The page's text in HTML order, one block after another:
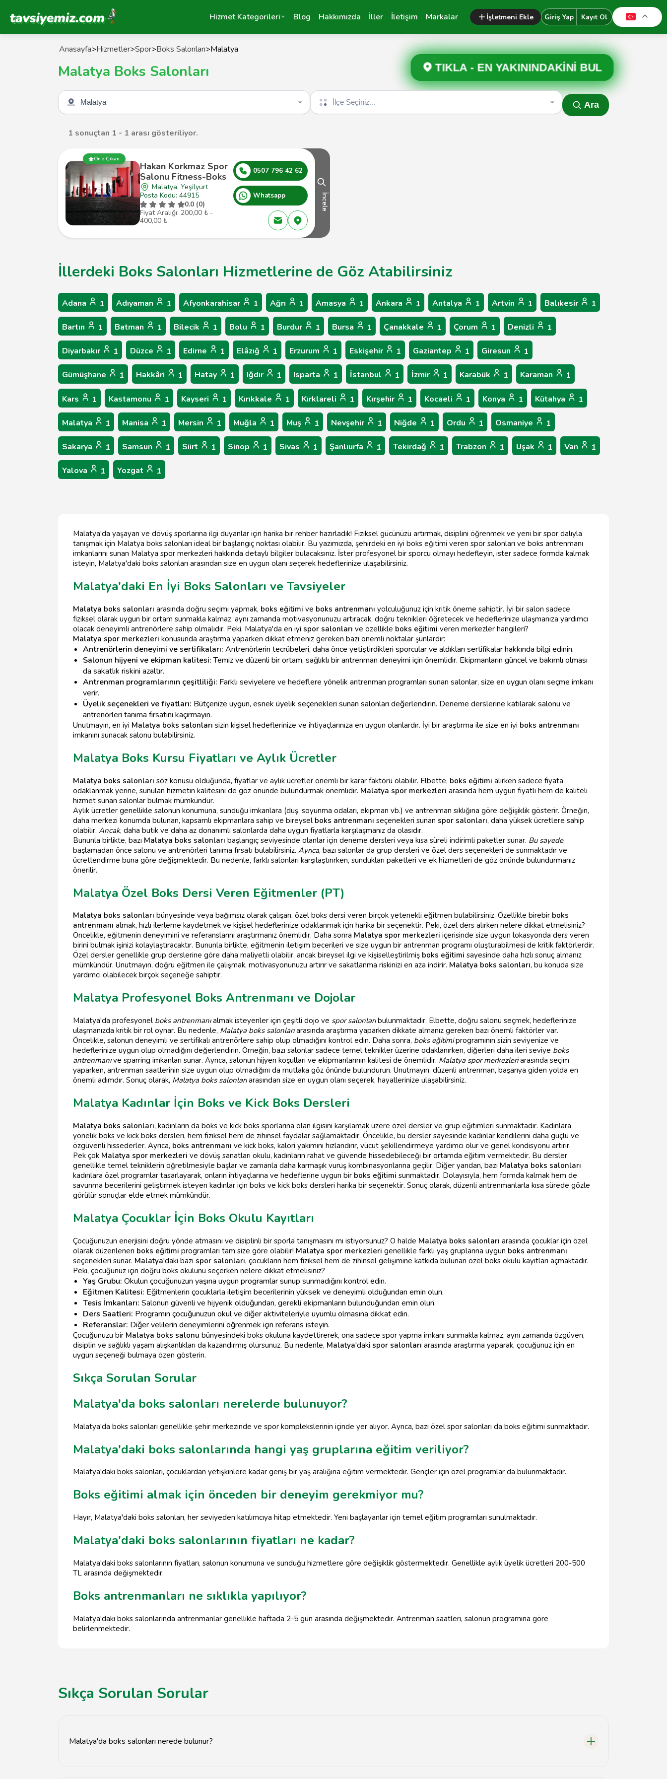
Tavsiyemiz Anasayfa Hizmet Kategorileri Blog Hakkımızda İller İletişim Markalar İşletmeni Ekle Giriş Yap Kayıt Ol
Anasayfa>Hizmetler>Spor>Boks Salonları>Malatya
Malatya Boks Salonları TIKLA -EN YAKININDAKİNİ BUL
Şehir seçin İlçe seçin
Ara
1 sonuçtan 1 - 1 arası gösteriliyor.
Öne Çıkan
Hakan Korkmaz Spor
Salonu Fitness-Boks
Malatya, Yeşilyurt
Posta Kodu: 44915
0.0 (0)
Fiyat Aralığı: 200,00 ₺ -
400,00 ₺
0507 796 42 62
Whatsapp İncele
İllerdeki Boks Salonları Hizmetlerine de Göz Atabilirsiniz
Adana 1 Adıyaman 1 Afyonkarahisar 1 Ağrı 1 Amasya 1 Ankara 1 Antalya 1 Artvin 1 Balıkesir 1
Bartın 1 Batman 1 Bilecik 1 Bolu 1 Burdur 1 Bursa 1 Çanakkale 1 Çorum 1 Denizli 1
Diyarbakır 1 Düzce 1 Edirne 1 Elâzığ 1 Erzurum 1 Eskişehir 1 Gaziantep 1 Giresun 1
Gümüşhane 1 Hakkâri 1 Hatay 1 Iğdır 1 Isparta 1 İstanbul 1 İzmir 1 Karabük 1 Karaman 1
Kars 1 Kastamonu 1 Kayseri 1 Kırıkkale 1 Kırklareli 1 Kırşehir 1 Kocaeli 1 Konya 1 Kütahya 1
Malatya 1 Manisa 1 Mersin 1 Muğla 1 Muş 1 Nevşehir 1 Niğde 1 Ordu 1 Osmaniye 1
Sakarya 1 Samsun 1 Siirt 1 Sinop 1 Sivas 1 Şanlıurfa 1 Tekirdağ 1 Trabzon 1 Uşak 1 Van 1
Yalova 1 Yozgat 1
Malatya'da yaşayan ve dövüş sporlarına ilgi duyanlar için harika bir rehber hazırladık! Fiziksel gücünüzü artırmak, disiplini öğrenmek ve yeni bir spor dalıyla
tanışmak için Malatya boks salonları ideal bir başlangıç noktası olabilir. Bu yazımızda, şehirdeki en iyi boks eğitimi veren spor salonları ve boks antrenmanı
imkanlarını sunan Malatya spor merkezleri hakkında detaylı bilgiler bulacaksınız. İster profesyonel bir sporcu olmayı hedefleyin, ister sadece formda kalmak
isteyin, Malatya'daki boks salonları arasından size en uygun olanı seçerek hedeflerinize ulaşabilirsiniz.
Malatya'daki En İyi Boks Salonları ve Tavsiyeler
Malatya boks salonları arasında doğru seçimi yapmak, boks eğitimi ve boks antrenmanı yolculuğunuz için kritik öneme sahiptir. İyi bir salon sadece
fiziksel olarak uygun bir ortam sunmakla kalmaz, aynı zamanda motivasyonunuzu artıracak, doğru teknikleri öğretecek ve hedeflerinize ulaşmanıza yardımcı
olacak deneyimli antrenörlere sahip olmalıdır. Peki, Malatya'da en iyi spor salonları ve özellikle boks eğitimi veren merkezler hangileri?
Malatya spor merkezleri konusunda araştırma yaparken dikkat etmeniz gereken bazı önemli noktalar şunlardır:
Antrenörlerin deneyimi ve sertifikaları: Antrenörlerin tecrübeleri, daha önce yetiştirdikleri sporcular ve aldıkları sertifikalar hakkında bilgi edinin.
Salonun hijyeni ve ekipman kalitesi:Temiz ve düzenli bir ortam, sağlıklı bir antrenman deneyimi için önemlidir. Ekipmanların güncel ve bakımlı olması
da sakatlık riskini azaltır.
Antrenman programlarının çeşitliliği: Farklı seviyelere ve hedeflere yönelik antrenman programları sunan salonlar, size en uygun olanı seçme imkanı
verir.
Üyelik seçenekleri ve fiyatları: Bütçenize uygun, esnek üyelik seçenekleri sunan salonları değerlendirin. Deneme derslerine katılarak salonu ve
antrenörleri tanıma fırsatını kaçırmayın.
Unutmayın, en iyi Malatya boks salonları sizin kişisel hedeflerinize ve ihtiyaçlarınıza en uygun olanlardır. İyi bir araştırma ile size en iyi boks antrenmanı
imkanını sunacak salonu bulabilirsiniz.
Malatya Boks Kursu Fiyatları ve Aylık Ücretler
Malatya boks salonları söz konusu olduğunda, fiyatlar ve aylık ücretler önemli bir karar faktörü olabilir. Elbette, boks eğitimi alırken sadece fiyata
odaklanmak yerine, sunulan hizmetin kalitesini de göz önünde bulundurmak önemlidir. Malatya spor merkezleri arasında hem uygun fiyatlı hem de kaliteli
hizmet sunan salonlar bulmak mümkündür.
Aylık ücretler genellikle salonun konumuna, sunduğu imkanlara (duş, soyunma odaları, ekipman vb.) ve antrenman sıklığına göre değişiklik gösterir. Örneğin,
daha merkezi konumda bulunan, kapsamlı ekipmanlara sahip ve bireysel boks antrenmanı seçenekleri sunan spor salonları, daha yüksek ücretlere sahip
olabilir. Ancak, daha butik ve daha az donanımlı salonlarda daha uygun fiyatlarla karşılaşmanız da olasıdır.
Bununla birlikte, bazı Malatya boks salonları başlangıç seviyesinde olanlar için deneme dersleri veya kısa süreli indirimli paketler sunar. Bu sayede,
başlamadan önce salonu ve antrenörleri tanıma fırsatı bulabilirsiniz. Ayrıca, bazı salonlar da grup dersleri ve özel ders seçenekleri de sunmaktadır ve
ücretlendirme buna göre değişmektedir. Bu nedenle, farklı salonları karşılaştırırken, sundukları paketleri ve ek hizmetleri de göz önünde bulundurmanız
önerilir.
Malatya Özel Boks Dersi Veren Eğitmenler (PT)
Malatya boks salonları bünyesinde veya bağımsız olarak çalışan, özel boks dersi veren birçok yetenekli eğitmen bulabilirsiniz. Özellikle birebir boks
antrenmanı almak, hızlı ilerleme kaydetmek ve kişisel hedeflerinize odaklanmak için harika bir seçenektir. Peki, özel ders alırken nelere dikkat etmelisiniz?
Öncelikle, eğitmenin deneyimini ve referanslarını araştırmanız önemlidir. Daha sonra Malatya spor merkezleri içerisinde size uygun lokasyonda ders veren
birini bulmak işinizi kolaylaştıracaktır. Bununla birlikte, eğitmenin iletişim becerileri ve size uygun bir antrenman programı oluşturabilmesi de kritik faktörlerdir.
Özel dersler genellikle grup derslerine göre daha maliyetli olabilir, ancak bireysel ilgi ve kişiselleştirilmiş boks eğitimi sayesinde daha hızlı sonuç almanız
mümkündür. Unutmayın, doğru eğitmen ile çalışmak, motivasyonunuzu artırır ve sakatlanma riskinizi en aza indirir. Malatya boks salonları, bu konuda size
yardımcı olabilecek birçok seçeneğe sahiptir.
Malatya Profesyonel Boks Antrenmanı ve Dojolar
Malatya'da profesyonel boks antrenmanıalmak isteyenler için çeşitli dojo ve spor salonlarıbulunmaktadır. Elbette, doğru salonu seçmek, hedeflerinize
ulaşmanızda kritik bir rol oynar. Bu nedenle, Malatya boks salonlarıarasında araştırma yaparken dikkate almanız gereken bazı önemli faktörler var.
Öncelikle, salonun deneyimli ve sertifikalı antrenörlere sahip olup olmadığını kontrol edin. Daha sonra, boks eğitimiprogramının sizin seviyenize ve
hedeflerinize uygun olup olmadığını değerlendirin. Örneğin, bazı salonlar sadece temel teknikler üzerine odaklanırken, diğerleri daha ileri seviye boks
antrenmanıve sparring imkanları sunar. Ayrıca, salonun hijyen koşulları ve ekipmanlarının kalitesi de önemlidir. Malatya spor merkezleriarasında seçim
yaparken, antrenman saatlerinin size uygun olup olmadığını da mutlaka göz önünde bulundurun. Unutmayın, düzenli antrenman, başarıya giden yolda en
önemli adımdır. Sonuç olarak, Malatya boks salonlarıarasından size en uygun olanı seçerek, hayallerinize ulaşabilirsiniz.
Malatya Kadınlar İçin Boks ve Kick Boks Dersleri
Malatya boks salonları, kadınların da boks ve kick boks sporlarına olan ilgisini karşılamak üzere özel dersler ve grup eğitimleri sunmaktadır. Kadınlara
yönelik boks ve kick boks dersleri, hem fiziksel hem de zihinsel faydalar sağlamaktadır. Öncelikle, bu dersler sayesinde kadınlar kendilerini daha güçlü ve
özgüvenli hissederler. Ayrıca, boks antrenmanı ve kick boks, kalori yakımını hızlandırır, vücut şekillendirmeye yardımcı olur ve genel kondisyonu artırır.
Pek çok Malatya spor merkezleri ve dövüş sanatları okulu, kadınların rahat ve güvende hissedebileceği bir ortamda eğitim vermektedir. Bu dersler
genellikle temel tekniklerin öğretilmesiyle başlar ve zamanla daha karmaşık vuruş kombinasyonlarına geçilir. Diğer yandan, bazı Malatya boks salonları
kadınlara özel programlar tasarlayarak, onların ihtiyaçlarına ve hedeflerine uygun bir boks eğitimi sunmaktadır. Dolayısıyla, hem formda kalmak hem de
savunma becerilerini geliştirmek isteyen kadınlar için boks ve kick boks dersleri harika bir seçenektir. Sonuç olarak, düzenli antrenmanlarla kısa sürede gözle
görülür sonuçlar elde etmek mümkündür.
Malatya Çocuklar İçin Boks Okulu Kayıtları
Çocuğunuzun enerjisini doğru yönde atmasını ve disiplinli bir sporla tanışmasını mı istiyorsunuz? O halde Malatya boks salonları arasında çocuklar için özel
olarak düzenlenen boks eğitimi programları tam size göre olabilir! Malatya spor merkezleri genellikle farklı yaş gruplarına uygun boks antrenmanı
seçenekleri sunar. Malatya'daki bazı spor salonları, çocukların hem fiziksel hem de zihinsel gelişimine katkıda bulunan özel boks okulu kayıtları açmaktadır.
Peki, çocuğunuz için doğru boks okulunu seçerken nelere dikkat etmelisiniz?
Yaş Grubu: Okulun çocuğunuzun yaşına uygun programlar sunup sunmadığını kontrol edin.
Eğitmen Kalitesi: Eğitmenlerin çocuklarla iletişim becerilerinin yüksek ve deneyimli olduğundan emin olun.
Tesis İmkanları: Salonun güvenli ve hijyenik olduğundan, gerekli ekipmanların bulunduğundan emin olun.
Ders Saatleri: Programın çocuğunuzun okul ve diğer aktiviteleriyle uyumlu olmasına dikkat edin.
Referanslar: Diğer velilerin deneyimlerini öğrenmek için referans isteyin.
Çocuğunuzu bir Malatya boks salonu bünyesindeki boks okuluna kaydettirerek, ona sadece spor yapma imkanı sunmakla kalmaz, aynı zamanda özgüven,
disiplin ve sağlıklı yaşam alışkanlıkları da kazandırmış olursunuz. Bu nedenle, Malatya'daki spor salonları arasında araştırma yaparak, çocuğunuz için en
uygun seçeneği bulmaya özen gösterin.
Sıkça Sorulan Sorular
Malatya'da boks salonları nerelerde bulunuyor?
Malatya'da boks salonları genellikle şehir merkezinde ve spor komplekslerinin içinde yer alıyor. Ayrıca, bazı özel spor salonları da boks eğitimi sunmaktadır.
Malatya'daki boks salonlarında hangi yaş gruplarına eğitim veriliyor?
Malatya'daki boks salonları, çocuklardan yetişkinlere kadar geniş bir yaş aralığına eğitim vermektedir. Gençler için özel programlar da bulunmaktadır.
Boks eğitimi almak için önceden bir deneyim gerekmiyor mu?
Hayır, Malatya'daki boks salonları, her seviyeden katılımcıya hitap etmektedir. Yeni başlayanlar için temel eğitim programları sunulmaktadır.
Malatya'daki boks salonlarının fiyatları ne kadar?
Malatya'daki boks salonlarının fiyatları, salonun konumuna ve sunduğu hizmetlere göre değişiklik göstermektedir. Genellikle aylık üyelik ücretleri 200-500
TL arasında değişmektedir.
Boks antrenmanları ne sıklıkla yapılıyor?
Malatya'daki boks salonlarında antrenmanlar genellikle haftada 2-5 gün arasında değişmektedir. Antrenman saatleri, salonun programına göre
belirlenmektedir.
Sıkça Sorulan Sorular
Malatya'da boks salonları nerede bulunur?